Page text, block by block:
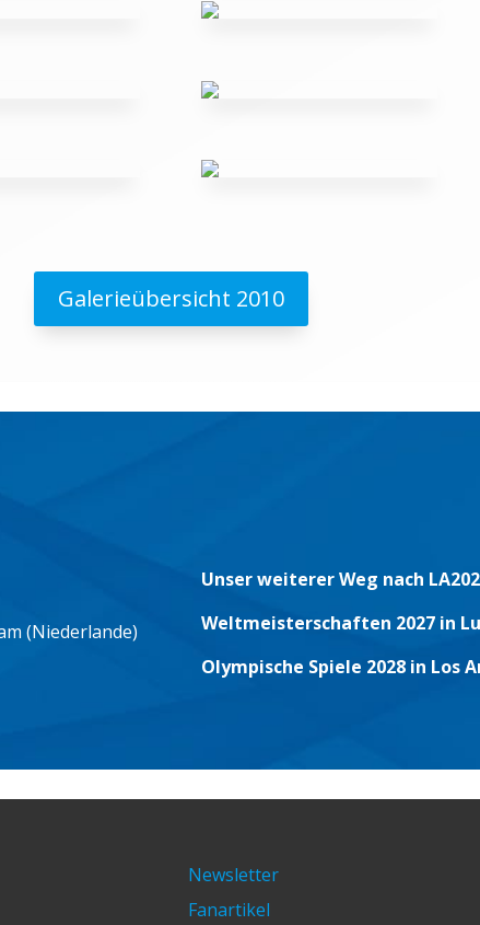
Galerieübersicht 2010
(Niederlande)
Unser weiterer Weg nach
Weltmeisterschaften 2027 in
Olympische Spiele 2028 in Los
Newsletter
Fanartikel